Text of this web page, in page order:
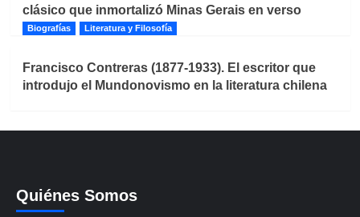
clásico que inmortalizó Minas Gerais en verso
Biografías Literatura y Filosofía
Francisco Contreras (1877-1933). El escritor que
introdujo el Mundonovismo en la literatura chilena
Quiénes Somos